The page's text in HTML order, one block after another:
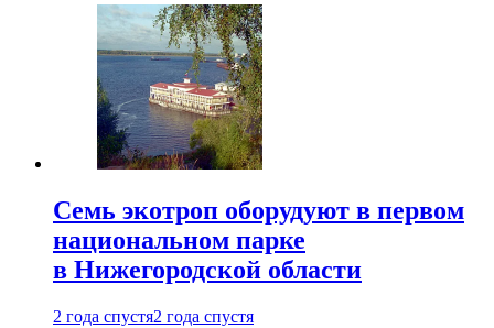
Семь экотроп оборудуют в первом
национальном парке
в Нижегородской области
2 года спустя2 года спустя